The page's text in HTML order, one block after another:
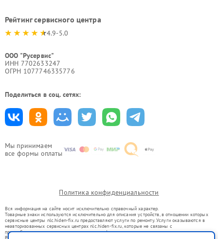
Мы принимаем
все формы оплаты
Рейтинг сервисного центра
4.9-5.0
ООО "Русервис"
ИНН 7702633247
ОГРН 1077746335776
Поделиться в соц. сетях:
Политика конфиденциальности
Вся информация на сайте носит исключительно справочный характер.
Товарные знаки используются исключительно для описания устройств, в отношении которых
сервисные центры nlc.hiden-fix.ru предоставляют услуги по ремонту. Услуги оказываются в
неавторизованных сервисных центрах nlc.hiden-fix.ru, которые не связаны с
правообладателями товарных знаков или их официальными представителями.